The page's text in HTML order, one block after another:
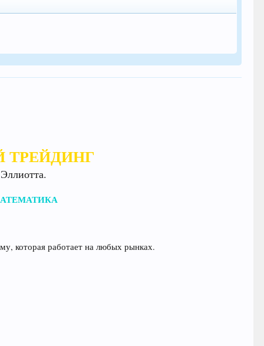
ТРЕЙДИНГ
которая работает на любых рынках.